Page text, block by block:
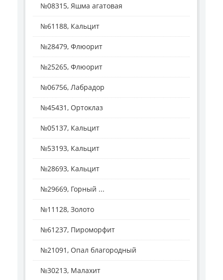
№08315, Яшма агатовая
№61188, Кальцит
№28479, Флюорит
№25265, Флюорит
№06756, Лабрадор
№45431, Ортоклаз
№05137, Кальцит
№53193, Кальцит
№28693, Кальцит
№29669, Горный ...
№11128, Золото
№61237, Пироморфит
№21091, Опал благородный
№30213, Малахит